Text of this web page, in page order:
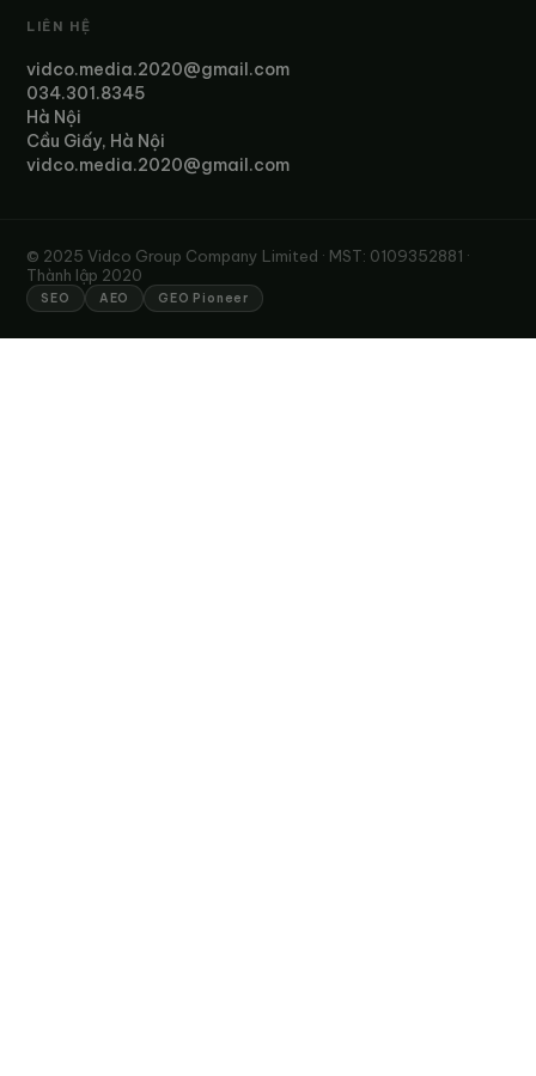
LIÊN HỆ
vidco.media.2020@gmail.com
034.301.8345
Hà Nội
Cầu Giấy, Hà Nội
vidco.media.2020@gmail.com
© 2025 Vidco Group Company Limited · MST: 0109352881 ·
Thành lập 2020
SEO AEO GEO Pioneer